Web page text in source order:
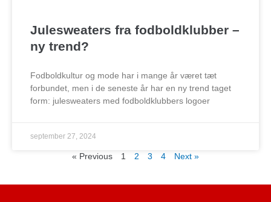
Julesweaters fra fodboldklubber –
ny trend?
Fodboldkultur og mode har i mange år været tæt
forbundet, men i de seneste år har en ny trend taget
form: julesweaters med fodboldklubbers logoer
september 27, 2024
« Previous 1 2 3 4 Next »